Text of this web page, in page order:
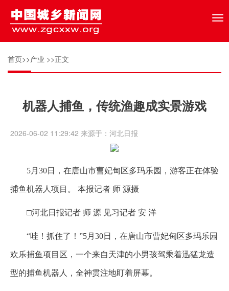
首页>>产业 >>正文
机器人捕鱼，传统渔趣成实景游戏
2026-06-02 11:29:42 来源于：河北日报
5月30日，在唐山市曹妃甸区多玛乐园，游客正在体验
捕鱼机器人项目。 本报记者 师 源摄
□河北日报记者 师 源 见习记者 安 洋
“哇！抓住了！”5月30日，在唐山市曹妃甸区多玛乐园
欢乐捕鱼项目区，一个来自天津的小男孩驾乘着迅猛龙造
型的捕鱼机器人，全神贯注地盯着屏幕。